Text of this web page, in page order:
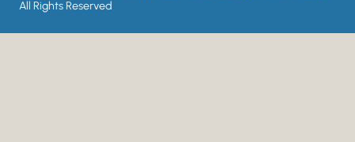
All Rights Reserved